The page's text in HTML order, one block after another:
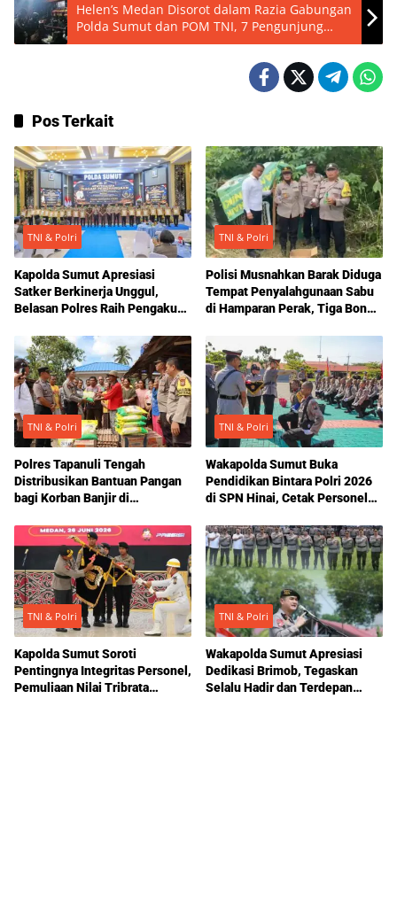
Helen’s Medan Disorot dalam Razia Gabungan
Polda Sumut dan POM TNI, 7 Pengunjung
Jalani Tes Urine
Pos Terkait
TNI & Polri
Kapolda Sumut Apresiasi
Satker Berkinerja Unggul,
Belasan Polres Raih Pengakuan
Layanan Publik
TNI & Polri
Polisi Musnahkan Barak Diduga
Tempat Penyalahgunaan Sabu
di Hamparan Perak, Tiga Bong
TNI & Polri
Polres Tapanuli Tengah
Distribusikan Bantuan Pangan
bagi Korban Banjir di
TNI & Polri
Wakapolda Sumut Buka
Pendidikan Bintara Polri 2026
di SPN Hinai, Cetak Personel
Profesional
TNI & Polri
Kapolda Sumut Soroti
Pentingnya Integritas Personel,
Pemuliaan Nilai Tribrata
TNI & Polri
Wakapolda Sumut Apresiasi
Dedikasi Brimob, Tegaskan
Selalu Hadir dan Terdepan